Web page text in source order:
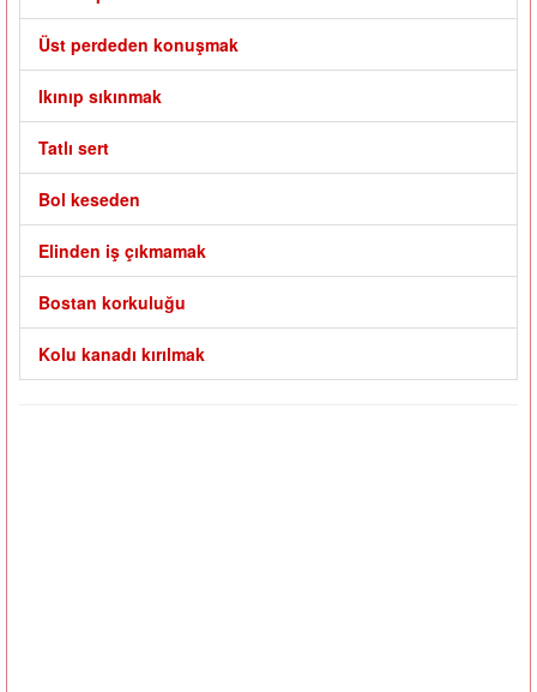
Üst perdeden konuşmak
Ikınıp sıkınmak
Tatlı sert
Bol keseden
Elinden iş çıkmamak
Bostan korkuluğu
Kolu kanadı kırılmak